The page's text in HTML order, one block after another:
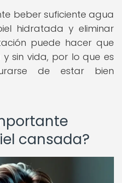
beber suficiente agua
hidratada y eliminar
puede hacer que
sin vida, por lo que es
de estar bien
cansada?